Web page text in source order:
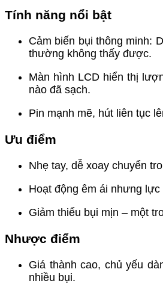
Tính năng nổi bật
Cảm biến bụi thông minh:
thường không thấy được.
Màn hình LCD hiển thị
nào đã sạch.
Pin mạnh mẽ, hút liên tục
Ưu điểm
Nhẹ tay, dễ xoay chuyển
Hoạt động êm ái nhưng lực
Giảm thiểu bụi mịn – một
Nhược điểm
Giá thành cao, chủ yếu
nhiều bụi.